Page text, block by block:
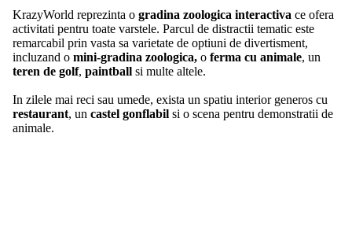
KrazyWorld reprezinta o gradina zoologica interactiva ce ofera
activitati pentru toate varstele. Parcul de distractii tematic este
remarcabil prin vasta sa varietate de optiuni de divertisment,
incluzand o mini-gradina zoologica, o ferma cu animale, un
teren de golf, paintball si multe altele.
In zilele mai reci sau umede, exista un spatiu interior generos cu
restaurant, un castel gonflabil si o scena pentru demonstratii de
animale.